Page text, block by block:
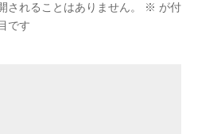
されることはありません。 ※ が付
です